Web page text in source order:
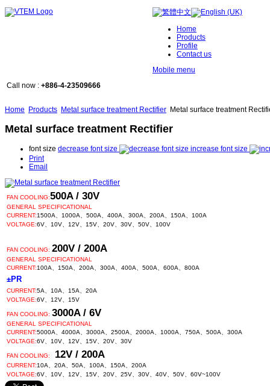
Home
Products
Profile
Contact us
Mobile menu
Call now : +886-4-23509666
Home Products Metal surface treatment Rectifier Metal surface treatment
Metal surface treatment Rectifier
font size decrease font size
increase font size
Print
Email
FAN COOLING:500A / 30V
GENERAL SPECIFICATIONAL
CURRENT:1500A、1000A、500A、400A、300A、200A、150A、100A
VOLTAGE:6V、10V、12V、15V、20V、30V、50V、100V
FAN COOLING: 200V / 200A
GENERAL SPECIFICATIONAL
CURRENT:100A、150A、200A、300A、400A、500A、600A、800A
±PR
CURRENT:5A、10A、15A、20A
VOLTAGE:6V、12V、15V
FAN COOLING: 3000A / 6V
GENERAL SPECIFICATIONAL
CURRENT:5000A、4000A、3000A、2500A、2000A、1000A、750A、500A、300A
VOLTAGE:6V、10V、12V、15V、20V、30V
FAN COOLING: 12V / 200A
CURRENT:10A、20A、50A、100A、150A、200A
VOLTAGE:6V、10V、12V、15V、20V、25V、30V、40V、50V、60V~100V